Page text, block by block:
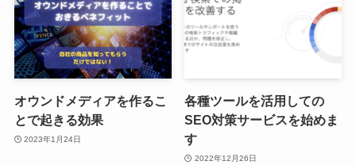
オウンドメディアを作るこ
とで起きる効果
2023年1月24日
各種ツールを活用しての
SEO対策サービスを始めま
す
2022年12月26日